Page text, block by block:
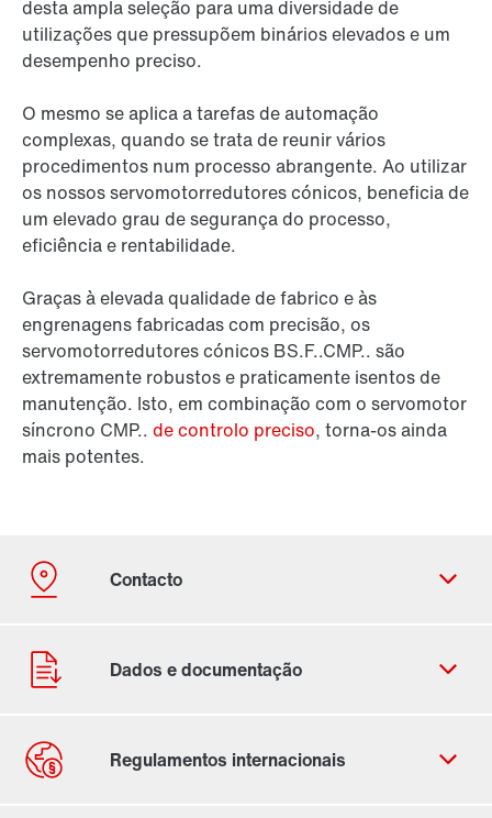
desta ampla seleção para uma diversidade de
utilizações que pressupõem binários elevados e um
desempenho preciso.
O mesmo se aplica a tarefas de automação
complexas, quando se trata de reunir vários
procedimentos num processo abrangente. Ao utilizar
os nossos servomotorredutores cónicos, beneficia de
um elevado grau de segurança do processo,
eficiência e rentabilidade.
Graças à elevada qualidade de fabrico e às
engrenagens fabricadas com precisão, os
servomotorredutores cónicos BS.F..CMP.. são
extremamente robustos e praticamente isentos de
manutenção. Isto, em combinação com o servomotor
síncrono CMP.. de controlo preciso, torna-os ainda
mais potentes.